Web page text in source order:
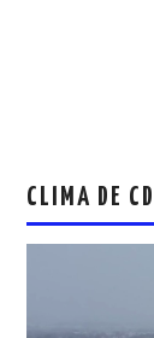
CLIMA DE